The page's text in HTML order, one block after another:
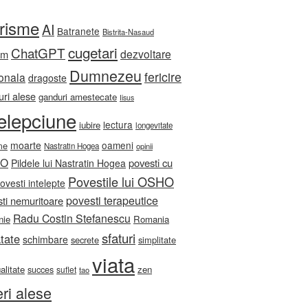
AI Batranete Bistrita-Nasaud
ChatGPTcugetari dezvoltare
dragoste Dumnezeu fericire
alese ganduri amestecate Iisus
iubire lectura longevitate
moarte Nastratin Hogea oameni opinii
Pildele lui Nastratin Hogea povesti cu
intelepte Povestile lui OSHO
nemuritoarepovesti terapeutice
Radu Costin Stefanescu Romania
schimbare secrete sfaturi simplitate
succes suflet tao viata zen
alese